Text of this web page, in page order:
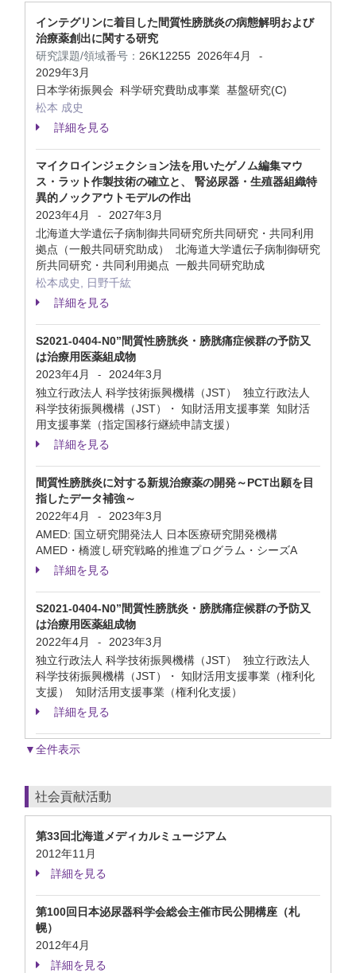
インテグリンに着目した間質性膀胱炎の病態解明および
治療薬創出に関する研究
研究課題/領域番号： 26K12255 2026年4月 -
2029年3月
日本学術振興会 科学研究費助成事業 基盤研究(C)
松本 成史
詳細を見る
マイクロインジェクション法を用いたゲノム編集マウ
ス・ラット作製技術の確立と、 腎泌尿器・生殖器組織特
異的ノックアウトモデルの作出
2023年4月
-
2027年3月
北海道大学遺伝子病制御共同研究所共同研究・共同利用
拠点（一般共同研究助成） 北海道大学遺伝子病制御研究
所共同研究・共同利用拠点 一般共同研究助成
松本成史, 日野千紘
詳細を見る
S2021-0404-N0”間質性膀胱炎・膀胱痛症候群の予防又
は治療用医薬組成物
2023年4月
-
2024年3月
独立行政法人 科学技術振興機構（JST） 独立行政法人
科学技術振興機構（JST）・ 知財活用支援事業 知財活
用支援事業（指定国移行継続申請支援）
詳細を見る
間質性膀胱炎に対する新規治療薬の開発～PCT出願を目
指したデータ補強～
2022年4月
-
2023年3月
AMED: 国立研究開発法人 日本医療研究開発機構
AMED・橋渡し研究戦略的推進プログラム・シーズA
詳細を見る
S2021-0404-N0”間質性膀胱炎・膀胱痛症候群の予防又
は治療用医薬組成物
2022年4月
-
2023年3月
独立行政法人 科学技術振興機構（JST） 独立行政法人
科学技術振興機構（JST）・ 知財活用支援事業（権利化
支援） 知財活用支援事業（権利化支援）
詳細を見る
▼全件表示
社会貢献活動
第33回北海道メディカルミュージアム
2012年11月
詳細を見る
第100回日本泌尿器科学会総会主催市民公開構座（札
幌）
2012年4月
詳細を見る